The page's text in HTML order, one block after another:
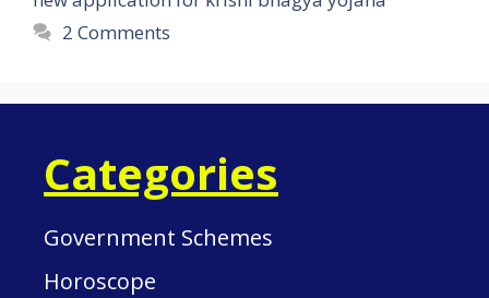
2 Comments
Categories
Government Schemes
Horoscope